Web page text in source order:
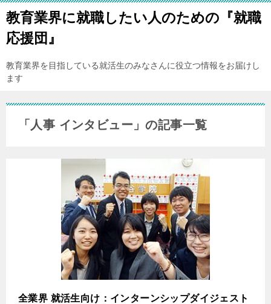
教育業界に就職したい人のための『就職
応援団』
教育業界を目指している就活生のみなさんに役立つ情報をお届けし
ます
「人事 インタビュー」の記事一覧
全業界 就活生向け：インターンシップダイジェスト